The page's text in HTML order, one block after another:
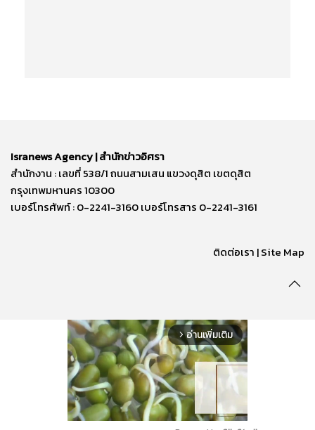
Isranews Agency | สำนักข่าวอิศรา
สำนักงาน : เลขที่ 538/1 ถนนสามเสน แขวงดุสิต เขตดุสิต
กรุงเทพมหานคร 10300
เบอร์โทรศัพท์ : 0-2241-3160 เบอร์โทรสาร 0-2241-3161
ติดต่อเรา | Site Map
arrow_forward_ios อ่านเพิ่มเติม